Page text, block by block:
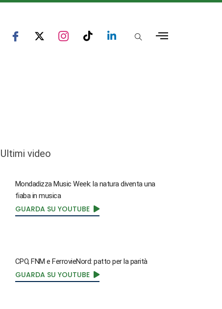
Ultimi video
Mondadizza Music Week: la natura diventa una
fiaba in musica
GUARDA SU YOUTUBE
CPO, FNM e FerrovieNord: patto per la parità
GUARDA SU YOUTUBE